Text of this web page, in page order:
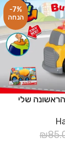
-7%
שלי
₪